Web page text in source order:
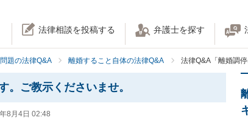
法律相談を投稿する 弁護士を探す
題の法律Q&A 離婚すること自体の法律Q&A 法律Q&A「離婚調
。ご教示くださいませ。
8月4日 02:48